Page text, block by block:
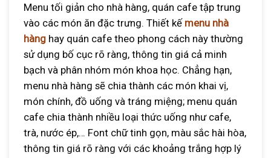
Menu tối giản cho nhà hàng, quán cafe tập trung
vào các món ăn đặc trưng. Thiết kế menu nhà
hàng hay quán cafe theo phong cách này thường
sử dụng bố cục rõ ràng, thông tin giá cả minh
bạch và phân nhóm món khoa học. Chẳng hạn,
menu nhà hàng sẽ chia thành các món khai vị,
món chính, đồ uống và tráng miệng; menu quán
cafe chia thành nhiều loại thức uống như cafe,
trà, nước ép,… Font chữ tinh gọn, màu sắc hài hòa,
thông tin giá rõ ràng với các khoảng trắng hợp lý